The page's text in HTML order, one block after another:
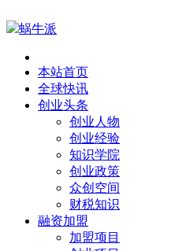
蜗牛派
本站首页
全球快讯
创业头条
创业人物
创业经验
知识学院
创业政策
众创空间
财税知识
融资加盟
加盟项目